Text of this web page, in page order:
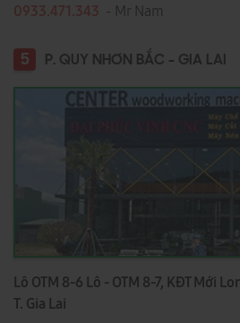
0933.471.343 - Mr Nam
5 P. QUY NHƠN BẮC - GIA LAI
Lô OTM 8-6 Lô - OTM 8-7, KĐT Mới
T. Gia Lai